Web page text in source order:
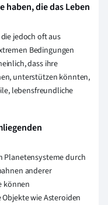
haben, die das Leben
jedoch oft aus
Bedingungen
dass ihre
unterstützen könnten,
lebensfreundliche
Planetensysteme durch
anderer
können
wie Asteroiden